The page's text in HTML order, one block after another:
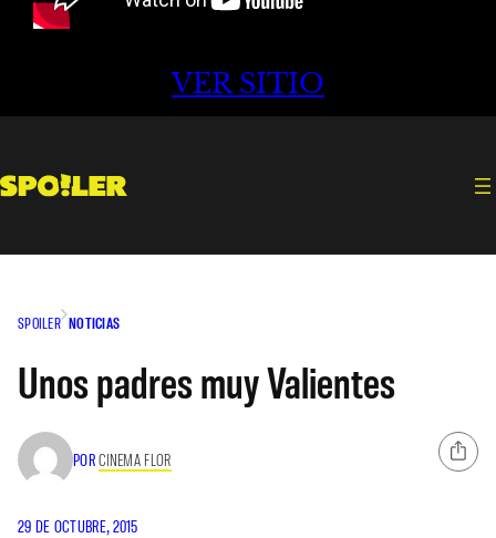
VER SITIO
SPOILER NOTICIAS
Unos padres muy Valientes
PORCINEMA FLOR
29 DE OCTUBRE, 2015